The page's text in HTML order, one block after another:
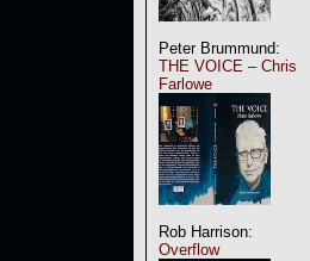
Peter Brummund:
THE VOICE – Chris
Farlowe
Rob Harrison:
Overflow